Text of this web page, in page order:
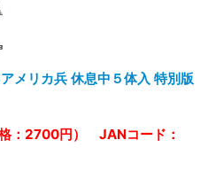
メリカ兵 休息中５体入 特別版
：2700円） JANコード：